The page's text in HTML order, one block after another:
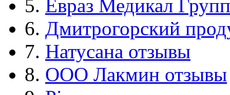
5. Евраз Медикал Групп
6. Дмитрогорский
7. Натусана отзывы
8. ООО Лакмин отзывы